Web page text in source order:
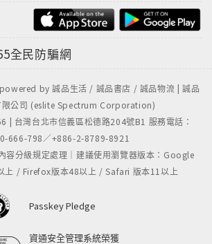
全民防騙網
by 誠品生活 / 誠品書店 / 誠品物流 | 誠品
限公司 (eslite Spectrum Corporation)
| 台灣台北市信義區松德路204號B1 服務電話：
666-798／+886-2-8789-8921
容分級規定處理｜建議使用瀏覽器版本：Google
上 / Firefox版本48以上 / Safari 版本11以上
Passkey Pledge
資通安全管理系統榮獲